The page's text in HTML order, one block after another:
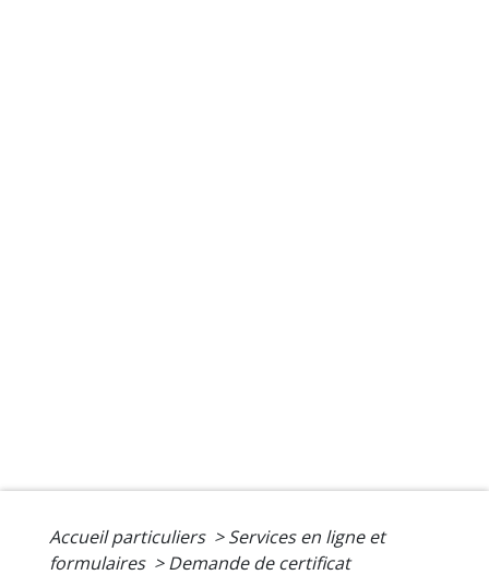
Accueil particuliers > Services en ligne et
formulaires > Demande de certificat